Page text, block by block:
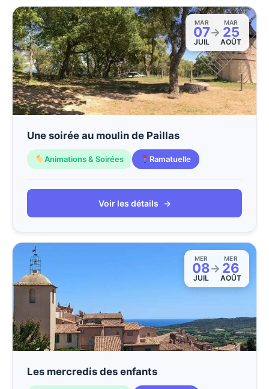
MAR
07
JUIL
→
MAR
25
AOÛT
Une soirée au moulin de Paillas
Animations & Soirées Ramatuelle
Voir les détails →
MER
08
JUIL
→
MER
26
AOÛT
Les mercredis des enfants